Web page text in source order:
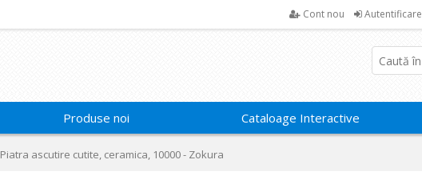
Cont nou Autentificare
Produse noi Cataloage Interactive
Piatra ascutire cutite, ceramica, 10000 - Zokura